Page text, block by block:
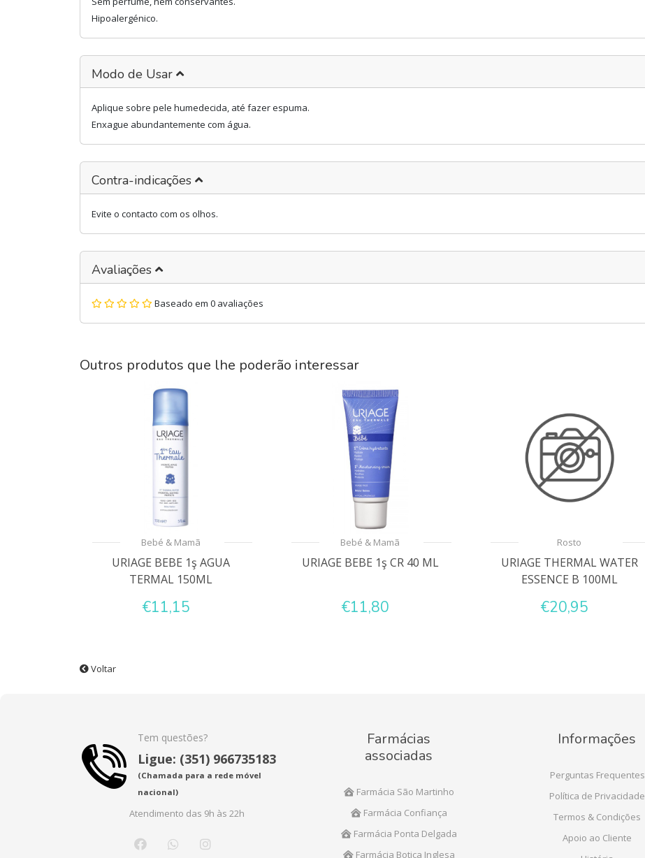
Hipoalergénico.
Modo de Usar
Aplique sobre pele humedecida, até fazer espuma.
Enxague abundantemente com água.
Contra-indicações
Evite o contacto com os olhos.
Avaliações
Baseado em 0 avaliações
Outros produtos que lhe poderão interessar
Bebé & Mamã
URIAGE BEBE 1ş AGUA
TERMAL 150ML
€11,15
Bebé & Mamã
URIAGE BEBE 1ş CR 40 ML
€11,80
Rosto
URIAGE THERMAL WATER
ESSENCE B 100ML
€20,95
Voltar
Tem questões?
Ligue: (351) 966735183
(Chamada para a rede móvel
nacional)
Atendimento das 9h às 22h
Farmácias
associadas
Farmácia São Martinho
Farmácia Confiança
Farmácia Ponta Delgada
Farmácia Botica Inglesa
Informações
Perguntas Frequentes
Política de Privacidade
Termos & Condições
Apoio ao Cliente